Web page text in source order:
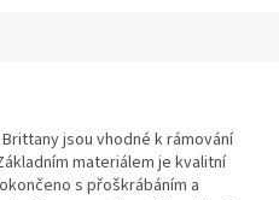
jsou vhodné k rámování
materiálem je kvalitní
s přoškrábáním a